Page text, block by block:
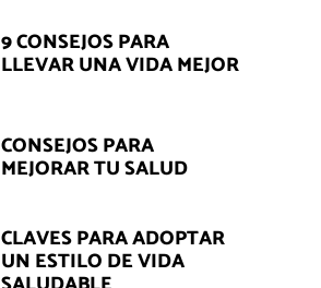
9 CONSEJOS PARA
LLEVAR UNA VIDA MEJOR
CONSEJOS PARA
MEJORAR TU SALUD
CLAVES PARA ADOPTAR
UN ESTILO DE VIDA